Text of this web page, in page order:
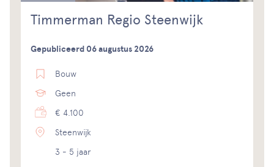
Timmerman Regio Steenwijk
Gepubliceerd 06 augustus 2026
Bouw
Geen
€ 4.100
Steenwijk
3 - 5 jaar